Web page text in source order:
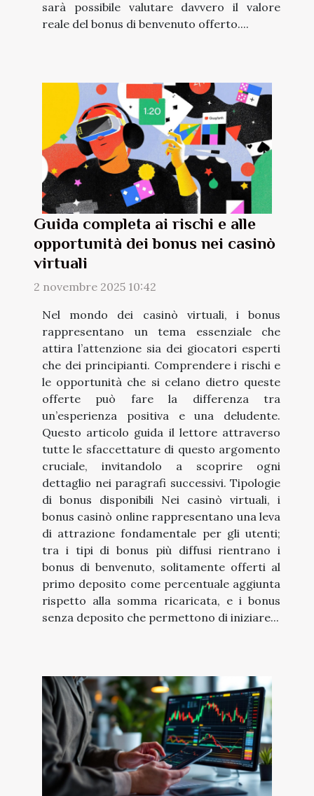
sarà possibile valutare davvero il valore
reale del bonus di benvenuto offerto....
Guida completa ai rischi e alle
opportunità dei bonus nei casinò
virtuali
2 novembre 2025 10:42
Nel mondo dei casinò virtuali, i bonus
rappresentano un tema essenziale che
attira l’attenzione sia dei giocatori esperti
che dei principianti. Comprendere i rischi e
le opportunità che si celano dietro queste
offerte può fare la differenza tra
un’esperienza positiva e una deludente.
Questo articolo guida il lettore attraverso
tutte le sfaccettature di questo argomento
cruciale, invitandolo a scoprire ogni
dettaglio nei paragrafi successivi. Tipologie
di bonus disponibili Nei casinò virtuali, i
bonus casinò online rappresentano una leva
di attrazione fondamentale per gli utenti;
tra i tipi di bonus più diffusi rientrano i
bonus di benvenuto, solitamente offerti al
primo deposito come percentuale aggiunta
rispetto alla somma ricaricata, e i bonus
senza deposito che permettono di iniziare...